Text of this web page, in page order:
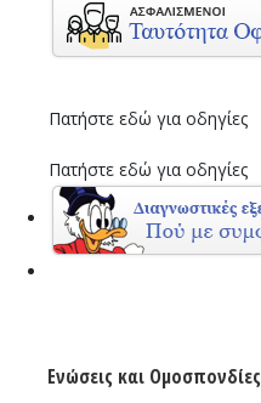
Πατήστε εδώ για οδηγίες
Πατήστε εδώ για οδηγίες
Ενώσεις και Ομοσπονδίες